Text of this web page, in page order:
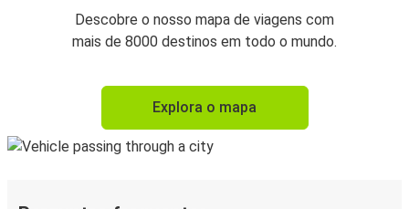
Descobre o nosso mapa de viagens com
mais de 8000 destinos em todo o mundo.
Explora o mapa